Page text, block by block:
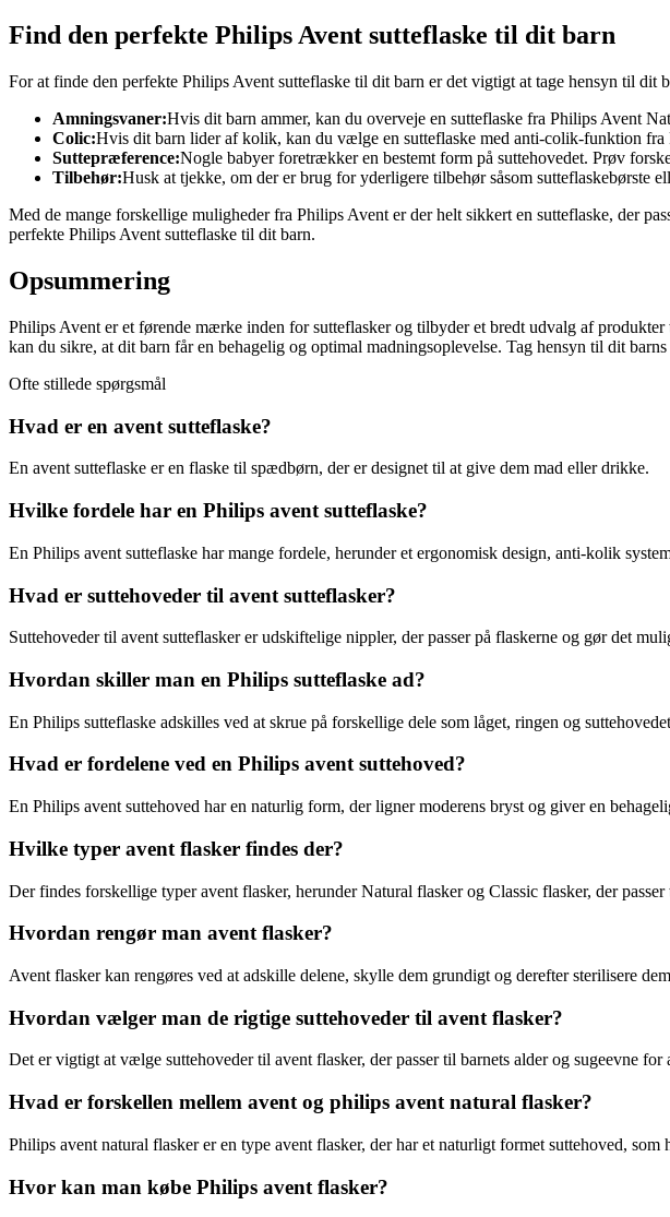
Find den perfekte Philips Avent sutteflaske til dit barn
For at finde den perfekte Philips Avent sutteflaske til dit barn er det vigtigt at tage hensyn til
Amningsvaner:Hvis dit barn ammer, kan du overveje en sutteflaske fra Philips Avent
Colic:Hvis dit barn lider af kolik, kan du vælge en sutteflaske med anti-colik-funktion
Suttepræference:Nogle babyer foretrækker en bestemt form på suttehovedet. Prøv
Tilbehør:Husk at tjekke, om der er brug for yderligere tilbehør såsom sutteflaskebørste
Med de mange forskellige muligheder fra Philips Avent er der helt sikkert en sutteflaske, der
perfekte Philips Avent sutteflaske til dit barn.
Opsummering
Philips Avent er et førende mærke inden for sutteflasker og tilbyder et bredt udvalg af
kan du sikre, at dit barn får en behagelig og optimal madningsoplevelse. Tag hensyn til dit
Ofte stillede spørgsmål
Hvad er en avent sutteflaske?
En avent sutteflaske er en flaske til spædbørn, der er designet til at give dem mad eller drikke.
Hvilke fordele har en Philips avent sutteflaske?
En Philips avent sutteflaske har mange fordele, herunder et ergonomisk design, anti-kolik
Hvad er suttehoveder til avent sutteflasker?
Suttehoveder til avent sutteflasker er udskiftelige nippler, der passer på flaskerne og gør det
Hvordan skiller man en Philips sutteflaske ad?
En Philips sutteflaske adskilles ved at skrue på forskellige dele som låget, ringen og
Hvad er fordelene ved en Philips avent suttehoved?
En Philips avent suttehoved har en naturlig form, der ligner moderens bryst og giver en
Hvilke typer avent flasker findes der?
Der findes forskellige typer avent flasker, herunder Natural flasker og Classic flasker, der
Hvordan rengør man avent flasker?
Avent flasker kan rengøres ved at adskille delene, skylle dem grundigt og derefter sterilisere
Hvordan vælger man de rigtige suttehoveder til avent flasker?
Det er vigtigt at vælge suttehoveder til avent flasker, der passer til barnets alder og sugeevne
Hvad er forskellen mellem avent og philips avent natural flasker?
Philips avent natural flasker er en type avent flasker, der har et naturligt formet suttehoved,
Hvor kan man købe Philips avent flasker?